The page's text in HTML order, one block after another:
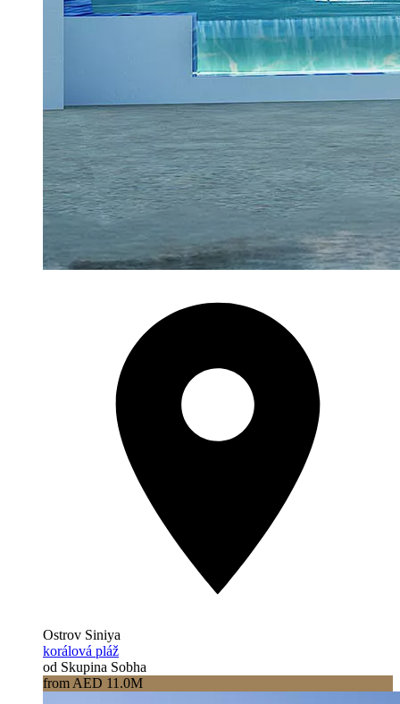
Ostrov Siniya
korálová pláž
od Skupina Sobha
from AED 11.0M